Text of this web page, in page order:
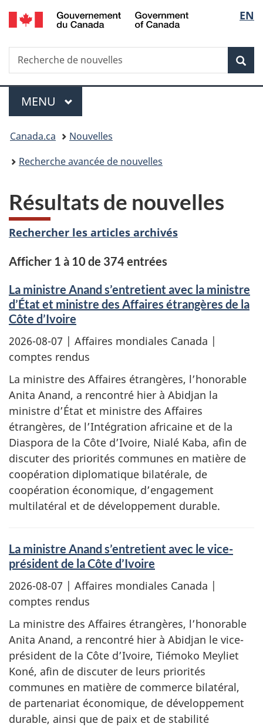
Passer
au
Passer
à
du
Passer
à
simplifiée
de
la
EN
Recherche
Recherche
de
Menu
MENU PRINCIPAL
Vous
êtes
Canada.ca
Nouvelles
Recherche avancée de nouvelles
Résultats de nouvelles
Rechercher les articles archivés
Afficher 1 à 10 de 374 entrées
La ministre Anand s’entretient avec la ministre
d’État et ministre des Affaires étrangères de la
Côte d’Ivoire
2026-08-07 | Affaires mondiales Canada |
comptes rendus
La ministre des Affaires étrangères, l’honorable
Anita Anand, a rencontré hier à Abidjan la
ministre d’État et ministre des Affaires
étrangères, de l’Intégration africaine et de la
Diaspora de la Côte d’Ivoire, Nialé Kaba, afin de
discuter des priorités communes en matière de
coopération diplomatique bilatérale, de
coopération économique, d’engagement
multilatéral et de développement durable.
La ministre Anand s’entretient avec le vice-
président de la Côte d’Ivoire
2026-08-07 | Affaires mondiales Canada |
comptes rendus
La ministre des Affaires étrangères, l’honorable
Anita Anand, a rencontré hier à Abidjan le vice-
président de la Côte d’Ivoire, Tiémoko Meyliet
Koné, afin de discuter de leurs priorités
communes en matière de commerce bilatéral,
de partenariat économique, de développement
durable, ainsi que de paix et de stabilité